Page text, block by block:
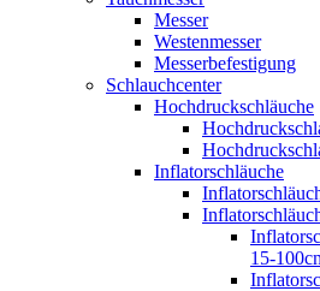
Messer
Westenmesser
Messerbefestigung
Schlauchcenter
Hochdruckschläuche
Inflatorschläuche
15-